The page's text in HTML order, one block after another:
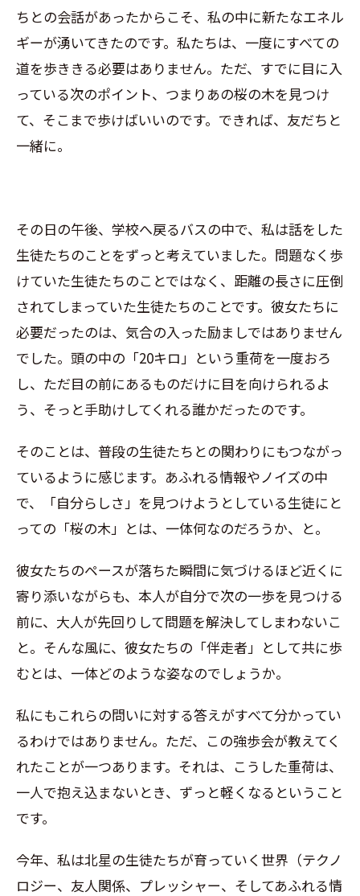
ちとの会話があったからこそ、私の中に新たなエネル
ギーが湧いてきたのです。私たちは、一度にすべての
道を歩ききる必要はありません。ただ、すでに目に入
っている次のポイント、つまりあの桜の木を見つけ
て、そこまで歩けばいいのです。できれば、友だちと
一緒に。
その日の午後、学校へ戻るバスの中で、私は話をした
生徒たちのことをずっと考えていました。問題なく歩
けていた生徒たちのことではなく、距離の長さに圧倒
されてしまっていた生徒たちのことです。彼女たちに
必要だったのは、気合の入った励ましではありません
でした。頭の中の「20キロ」という重荷を一度おろ
し、ただ目の前にあるものだけに目を向けられるよ
う、そっと手助けしてくれる誰かだったのです。
そのことは、普段の生徒たちとの関わりにもつながっ
ているように感じます。あふれる情報やノイズの中
で、「自分らしさ」を見つけようとしている生徒にと
っての「桜の木」とは、一体何なのだろうか、と。
彼女たちのペースが落ちた瞬間に気づけるほど近くに
寄り添いながらも、本人が自分で次の一歩を見つける
前に、大人が先回りして問題を解決してしまわないこ
と。そんな風に、彼女たちの「伴走者」として共に歩
むとは、一体どのような姿なのでしょうか。
私にもこれらの問いに対する答えがすべて分かってい
るわけではありません。ただ、この強歩会が教えてく
れたことが一つあります。それは、こうした重荷は、
一人で抱え込まないとき、ずっと軽くなるということ
です。
今年、私は北星の生徒たちが育っていく世界（テクノ
ロジー、友人関係、プレッシャー、そしてあふれる情